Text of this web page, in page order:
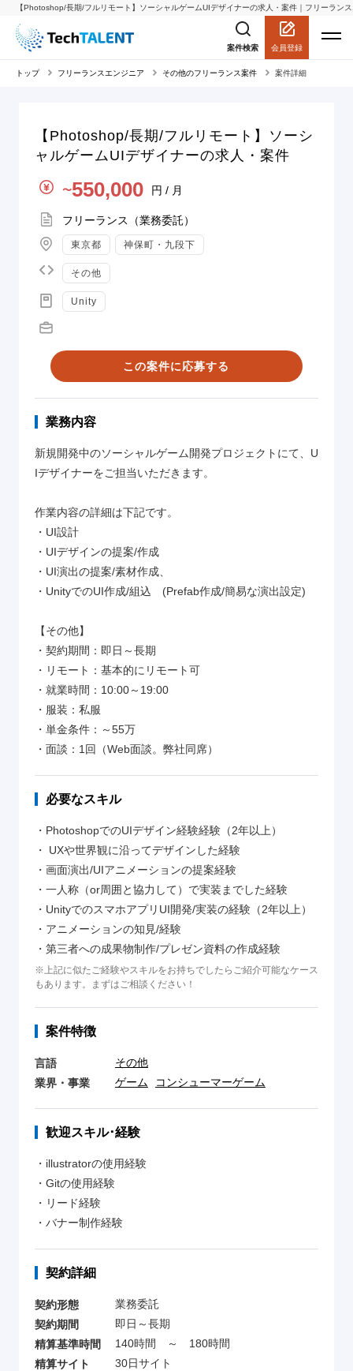
【Photoshop/長期/フルリモート】ソーシャルゲームUIデザイナーの求人・案件｜フリーラン
案件検索 会員登録
トップ フリーランスエンジニア その他のフリーランス案件 案件詳細
【Photoshop/長期/フルリモート】ソーシ
ャルゲームUIデザイナーの求人・案件
単価
〜550,000 円 / 月
地域
東京都 神保町・九段下
フリーランス（業務委託）
言語
その他
スキル
Unity
この案件に応募する
業務内容
新規開発中のソーシャルゲーム開発プロジェクトにて、U
Iデザイナーをご担当いただきます。
作業内容の詳細は下記です。
・UI設計
・UIデザインの提案/作成
・UI演出の提案/素材作成、
・UnityでのUI作成/組込 (Prefab作成/簡易な演出設定)
【その他】
・契約期間：即日～長期
・リモート：基本的にリモート可
・就業時間：10:00～19:00
・服装：私服
・単金条件：～55万
・面談：1回（Web面談。弊社同席）
必要なスキル
・PhotoshopでのUIデザイン経験経験（2年以上）
・ UXや世界観に沿ってデザインした経験
・画面演出/UIアニメーションの提案経験
・一人称（or周囲と協力して）で実装までした経験
・UnityでのスマホアプリUI開発/実装の経験（2年以上）
・アニメーションの知見/経験
・第三者への成果物制作/プレゼン資料の作成経験
※上記に似たご経験やスキルをお持ちでしたらご紹介可能なケース
もあります。まずはご相談ください！
案件特徴
言語
その他
業界・事業
ゲーム コンシューマーゲーム
歓迎スキル･経験
・illustratorの使用経験
・Gitの使用経験
・リード経験
・バナー制作経験
契約詳細
契約形態
業務委託
契約期間
即日～長期
精算基準時間
140時間 ～ 180時間
精算サイト
30日サイト